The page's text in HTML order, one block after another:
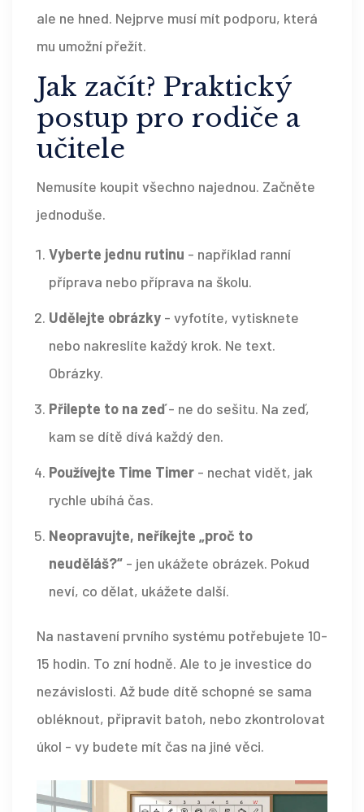
ale ne hned. Nejprve musí mít podporu, která
mu umožní přežít.
Jak začít? Praktický
postup pro rodiče a
učitele
Nemusíte koupit všechno najednou. Začněte
jednoduše.
Vyberte jednu rutinu - například ranní
příprava nebo příprava na školu.
Udělejte obrázky - vyfotíte, vytisknete
nebo nakreslíte každý krok. Ne text.
Obrázky.
Přilepte to na zeď- ne do sešitu. Na zeď,
kam se dítě dívá každý den.
Používejte Time Timer - nechat vidět, jak
rychle ubíhá čas.
Neopravujte, neříkejte „proč to
neuděláš?“ - jen ukážete obrázek. Pokud
neví, co dělat, ukážete další.
Na nastavení prvního systému potřebujete 10-
15 hodin. To zní hodně. Ale to je investice do
nezávislosti. Až bude dítě schopné se sama
obléknout, připravit batoh, nebo zkontrolovat
úkol - vy budete mít čas na jiné věci.